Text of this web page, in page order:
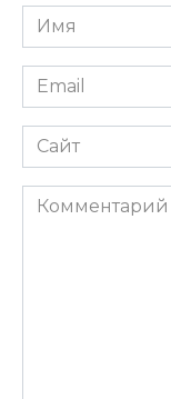
Имя
*
Email
*
Сайт
Комментарий